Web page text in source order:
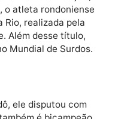
ao segundo
o Instituto
Rio, realizada pela
no Mundial de